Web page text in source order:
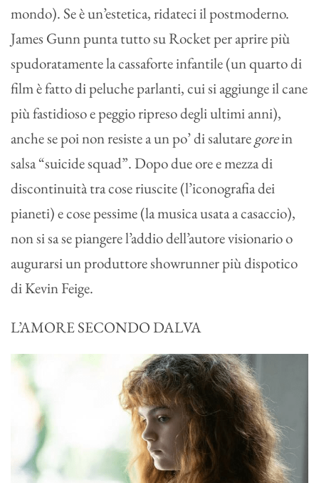
mondo). Se è un’estetica, ridateci il postmoderno.
James Gunn punta tutto su Rocket per aprire più
spudoratamente la cassaforte infantile (un quarto di
film è fatto di peluche parlanti, cui si aggiunge il cane
più fastidioso e peggio ripreso degli ultimi anni),
anche se poi non resiste a un po’ di salutaregorein
salsa “suicide squad”. Dopo due ore e mezza di
discontinuità tra cose riuscite (l’iconografia dei
pianeti) e cose pessime (la musica usata a casaccio),
non si sa se piangere l’addio dell’autore visionario o
augurarsi un produttore showrunner più dispotico
di Kevin Feige.
L’AMORE SECONDO DALVA